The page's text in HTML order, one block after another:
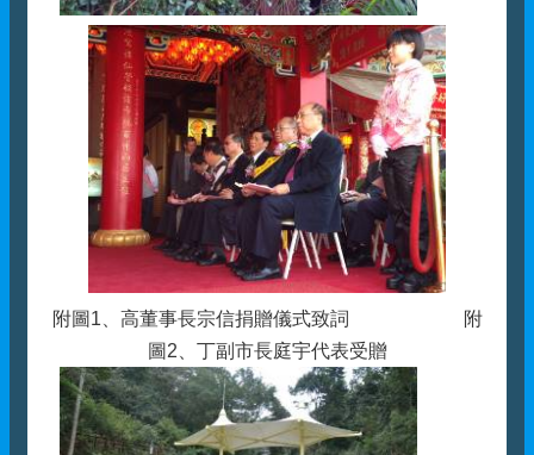
附圖1、高董事長宗信捐贈儀式致詞 附
圖2、丁副市長庭宇代表受贈